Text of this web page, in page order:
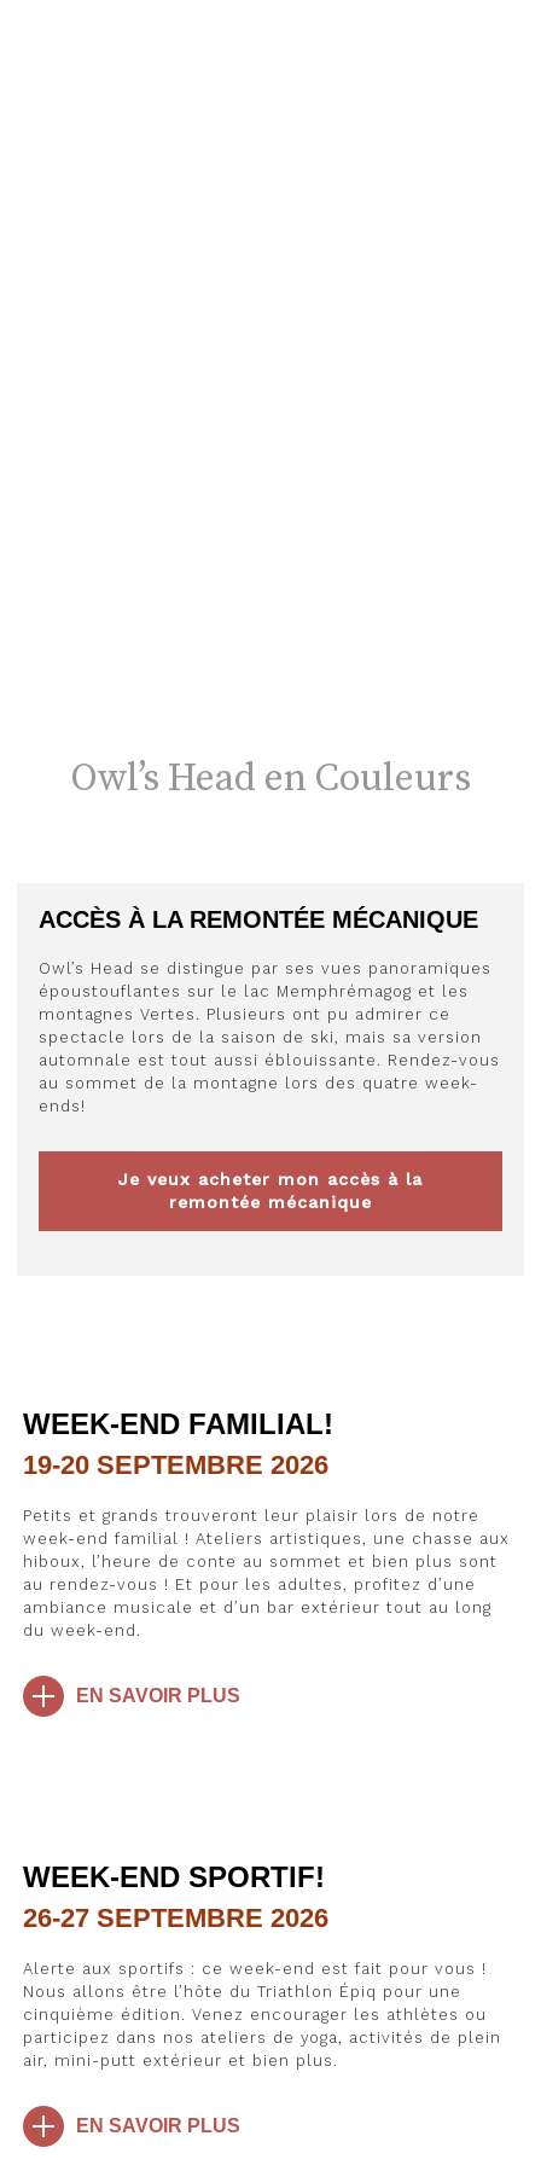
Owl’s Head en Couleurs
ACCÈS À LA REMONTÉE MÉCANIQUE
Owl’s Head se distingue par ses vues panoramiques
époustouflantes sur le lac Memphrémagog et les
montagnes Vertes. Plusieurs ont pu admirer ce
spectacle lors de la saison de ski, mais sa version
automnale est tout aussi éblouissante. Rendez-vous
au sommet de la montagne lors des quatre week-
ends!
Je veux acheter mon accès à la
remontée mécanique
WEEK-END FAMILIAL!
19-20 SEPTEMBRE 2026
Petits et grands trouveront leur plaisir lors de notre
week-end familial ! Ateliers artistiques, une chasse aux
hiboux, l’heure de conte au sommet et bien plus sont
au rendez-vous ! Et pour les adultes, profitez d’une
ambiance musicale et d’un bar extérieur tout au long
du week-end.
EN SAVOIR PLUS
WEEK-END SPORTIF!
26-27 SEPTEMBRE 2026
Alerte aux sportifs : ce week-end est fait pour vous !
Nous allons être l’hôte du Triathlon Épiq pour une
cinquième édition. Venez encourager les athlètes ou
participez dans nos ateliers de yoga, activités de plein
air, mini-putt extérieur et bien plus.
EN SAVOIR PLUS